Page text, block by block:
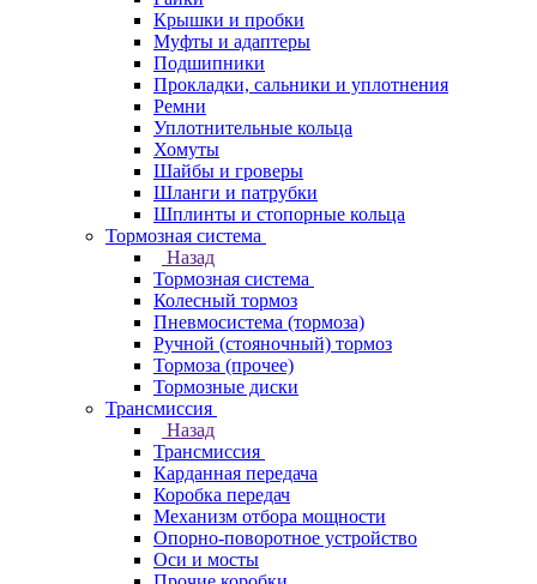
Крышки и пробки
Муфты и адаптеры
Подшипники
Прокладки, сальники и уплотнения
Ремни
Уплотнительные кольца
Хомуты
Шайбы и гроверы
Шланги и патрубки
Шплинты и стопорные кольца
Тормозная система
Назад
Тормозная система
Колесный тормоз
Пневмосиcтема (тормоза)
Ручной (стояночный) тормоз
Тормоза (прочее)
Тормозные диски
Трансмиссия
Назад
Трансмиссия
Карданная передача
Коробка передач
Механизм отбора мощности
Опорно-поворотное устройство
Оси и мосты